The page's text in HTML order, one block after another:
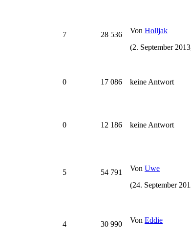
7 28 536 Von Holljak
(2. September
0 17 086 keine Antwort
0 12 186 keine Antwort
5 54 791 Von Uwe
(24. September
4 30 990 Von Eddie